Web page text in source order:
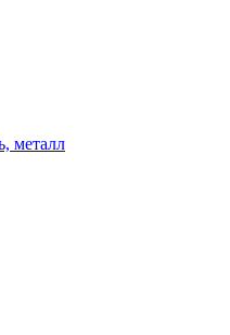
металл